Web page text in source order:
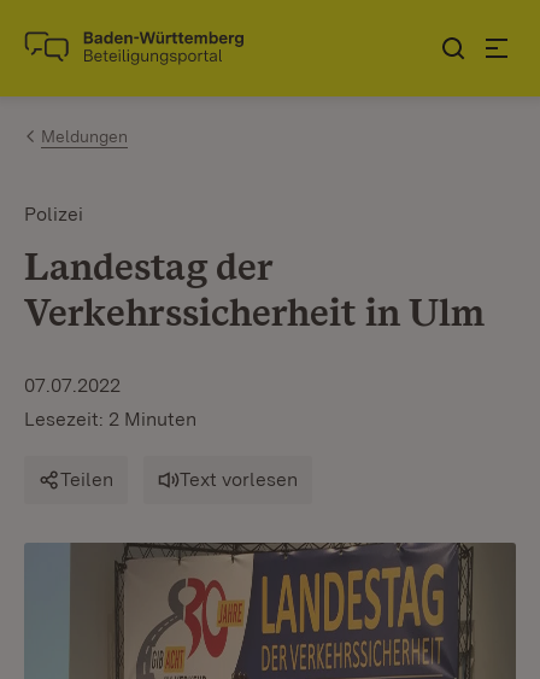
Zum Inhalt springen
Link zur Startseite
Meldungen
Polizei
Landestag der
Verkehrssicherheit in Ulm
07.07.2022
Lesezeit: 2 Minuten
Teilen Text vorlesen